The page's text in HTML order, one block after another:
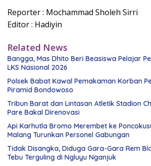
Reporter : Mochammad Sholeh Sirri
Editor : Hadiyin
Related News
Bangga, Mas Dhito Beri Beasiswa Pelajar
LKS Nasional 2026
Polsek Babat Kawal Pemakaman Korban
Piramid Bondowoso
Tribun Barat dan Lintasan Atletik Stadion
Pare Bakal Direnovasi
Api Karhutla Bromo Merembet ke
Malang Turunkan Personel Gabungan
Tidak Disangka, Diduga Gara-Gara Rem
Tebu Terguling di Ngluyu Nganjuk